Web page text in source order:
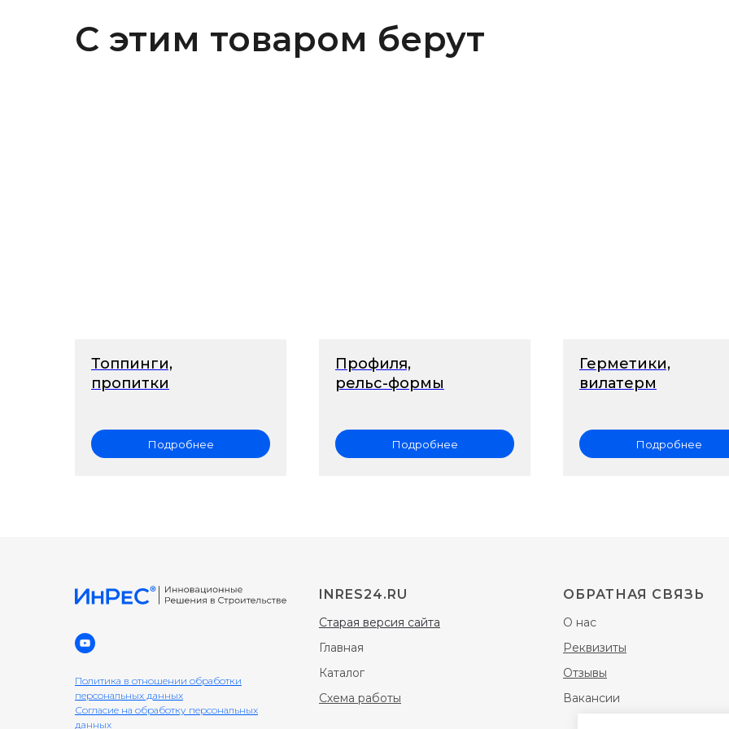
С этим товаром берут
Топпинги,
пропитки
Подробнее
Профиля,
рельс-формы
Подробнее
Герметики,
вилатерм
Подробнее
Политика в отношении обработки
персональных данных
Согласие на обработку персональных
данных
INRES24.RU
Старая версия сайта
Главная
Каталог
Схема работы
ОБРАТНАЯ СВЯЗЬ
О нас
Реквизиты
Отзывы
Вакансии